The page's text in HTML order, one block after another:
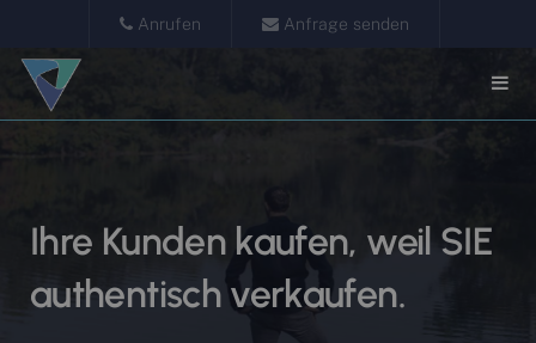
Anrufen Anfrage senden
Ihre Kunden kaufen, weil SIE
authentisch verkaufen.